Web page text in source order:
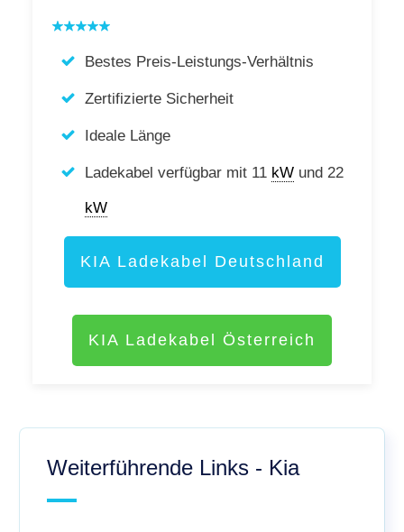
Bestes Preis-Leistungs-Verhältnis
Zertifizierte Sicherheit
Ideale Länge
Ladekabel verfügbar mit 11 kW und 22
kW
KIA Ladekabel Deutschland
KIA Ladekabel Österreich
Weiterführende Links - Kia